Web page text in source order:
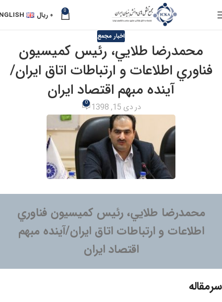
0 ۰ ریال
اخبار مجمع
محمدرضا طلايي، رئيس كميسيون
فناوري اطلاعات و ارتباطات اتاق ايران/
آینده مبهم اقتصاد ایران
در دی 15, 1398 0
محمدرضا طلايي، رئيس كميسيون فناوري
اطلاعات و ارتباطات اتاق ايران/آینده مبهم
اقتصاد ایران
سرمقاله